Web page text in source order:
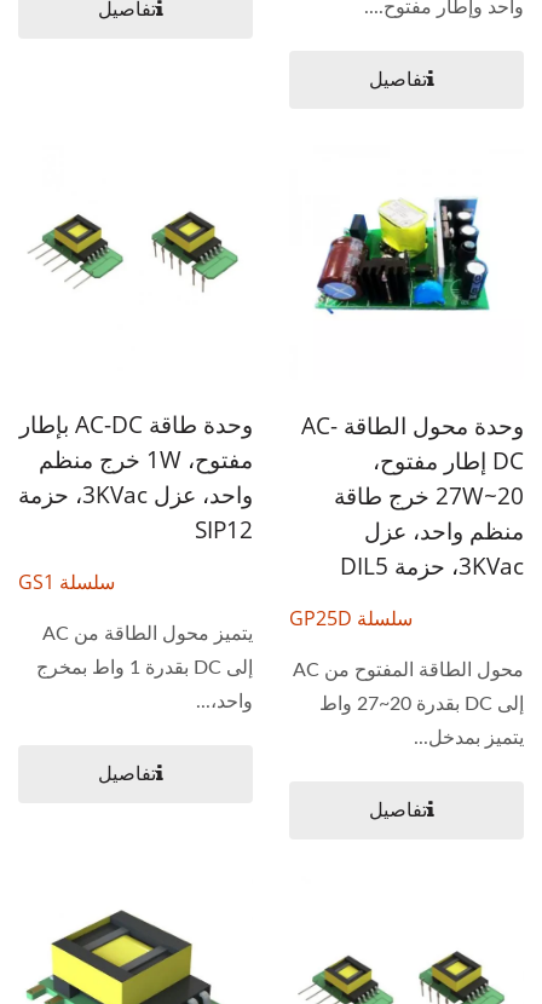
واحد وإطار مفتوح....
تفاصيل
تفاصيل
وحدة محول الطاقة AC-
DC إطار مفتوح،
20~27W خرج طاقة
منظم واحد، عزل
3KVac، حزمة DIL5
سلسلة GP25D
محول الطاقة المفتوح من AC
إلى DC بقدرة 20~27 واط
يتميز بمدخل...
تفاصيل
وحدة طاقة AC-DC بإطار
مفتوح، 1W خرج منظم
واحد، عزل 3KVac، حزمة
SIP12
سلسلة GS1
يتميز محول الطاقة من AC
إلى DC بقدرة 1 واط بمخرج
واحد،...
تفاصيل